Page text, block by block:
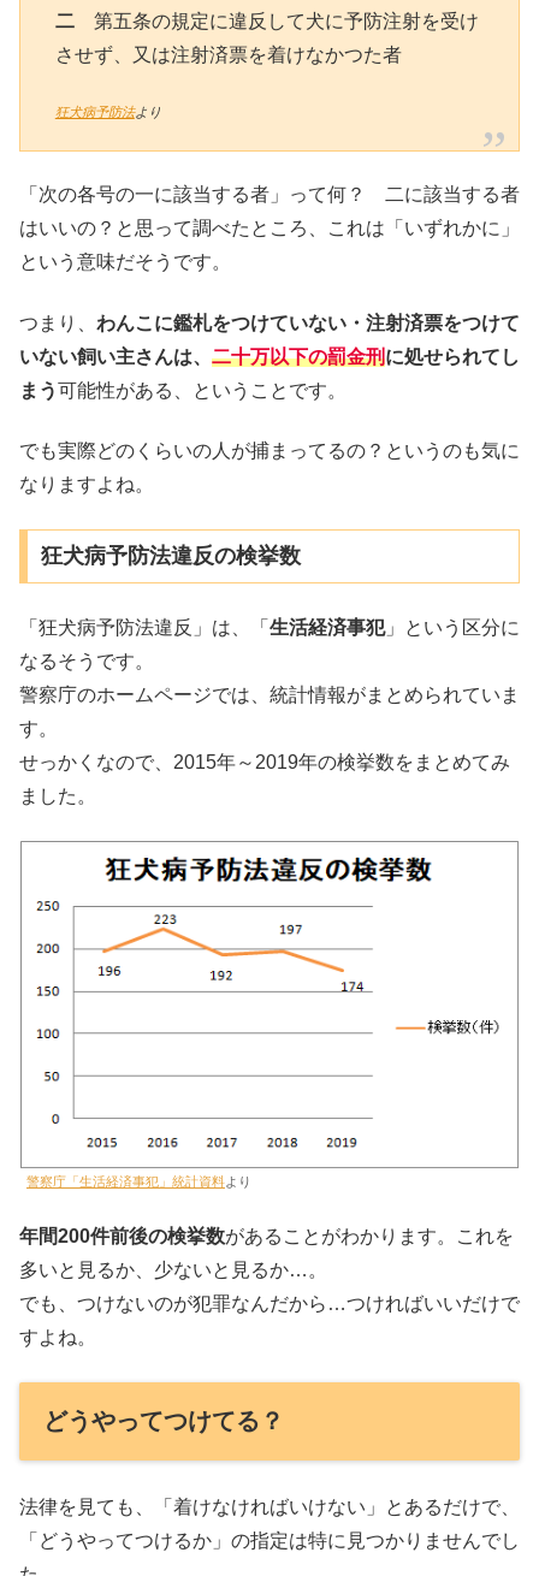
二 第五条の規定に違反して犬に予防注射を受け
させず、又は注射済票を着けなかつた者
狂犬病予防法より
「次の各号の一に該当する者」って何？ 二に該当する者
はいいの？と思って調べたところ、これは「いずれかに」
という意味だそうです。
つまり、 わんこに鑑札をつけていない・注射済票をつけて
いない飼い主さんは、 二十万以下の罰金刑に処せられてし
まう可能性がある、ということです。
でも実際どのくらいの人が捕まってるの？というのも気に
なりますよね。
狂犬病予防法違反の検挙数
「狂犬病予防法違反」は、「 生活経済事犯」という区分に
なるそうです。
警察庁のホームページでは、統計情報がまとめられていま
す。
せっかくなので、2015年～2019年の検挙数をまとめてみ
ました。
警察庁「生活経済事犯」統計資料より
年間200件前後の検挙数があることがわかります。これを
多いと見るか、少ないと見るか…。
でも、つけないのが犯罪なんだから…つければいいだけで
すよね。
どうやってつけてる？
法律を見ても、「着けなければいけない」とあるだけで、
「どうやってつけるか」の指定は特に見つかりませんでし